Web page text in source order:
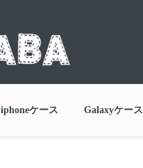
iphoneケース Galaxyケース